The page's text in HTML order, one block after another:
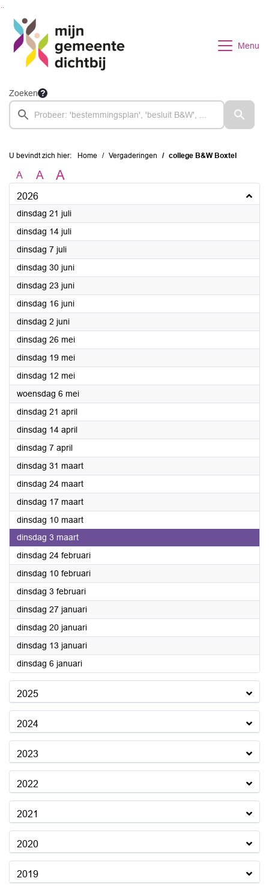
Menu
Zoeken
U bevindt zich hier: Home Vergaderingen college B&W Boxtel
A A A
2026
dinsdag 21 juli2026
dinsdag 14 juli2026
dinsdag 7 juli2026
dinsdag 30 juni2026
dinsdag 23 juni2026
dinsdag 16 juni2026
dinsdag 2 juni2026
dinsdag 26 mei2026
dinsdag 19 mei2026
dinsdag 12 mei2026
woensdag 6 mei2026
dinsdag 21 april2026
dinsdag 14 april2026
dinsdag 7 april2026
dinsdag 31 maart2026
dinsdag 24 maart2026
dinsdag 17 maart2026
dinsdag 10 maart2026
dinsdag 3 maart2026
dinsdag 24 februari2026
dinsdag 10 februari2026
dinsdag 3 februari2026
dinsdag 27 januari2026
dinsdag 20 januari2026
dinsdag 13 januari2026
dinsdag 6 januari2026
2025
2024
2023
2022
2021
2020
2019